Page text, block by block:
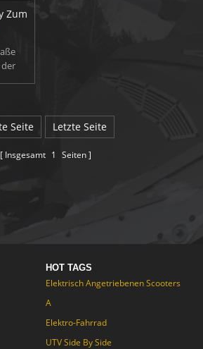
Zum
Road
Seite Letzte Seite
Insgesamt 1 Seiten
HOT TAGS
Elektrisch Angetriebenen Scooters
A
Elektro-Fahrrad
UTV Side By Side